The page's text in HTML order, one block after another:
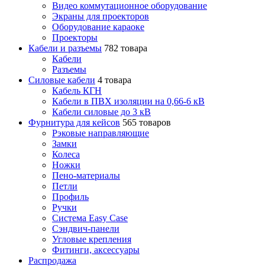
Видео коммутационное оборудование
Экраны для проекторов
Оборудование караоке
Проекторы
Кабели и разъемы 782 товара
Кабели
Разъемы
Силовые кабели 4 товара
Кабель КГН
Кабели в ПВХ изоляции на 0,66-6 кВ
Кабели силовые до 3 кВ
Фурнитура для кейсов 565 товаров
Рэковые направляющие
Замки
Колеса
Ножки
Пено-материалы
Петли
Профиль
Ручки
Система Easy Case
Сэндвич-панели
Угловые крепления
Фитинги, аксессуары
Распродажа